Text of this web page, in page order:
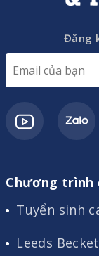
Đăng
Chương trình
Tuyển sinh
Leeds